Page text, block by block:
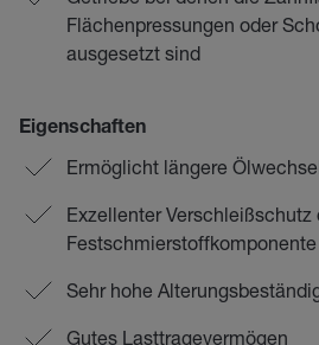
Flächenpressungen oder
ausgesetzt sind
Eigenschaften
Ermöglicht längere
Exzellenter Verschleißschutz
Sehr hohe
Gutes Lasttragevermögen